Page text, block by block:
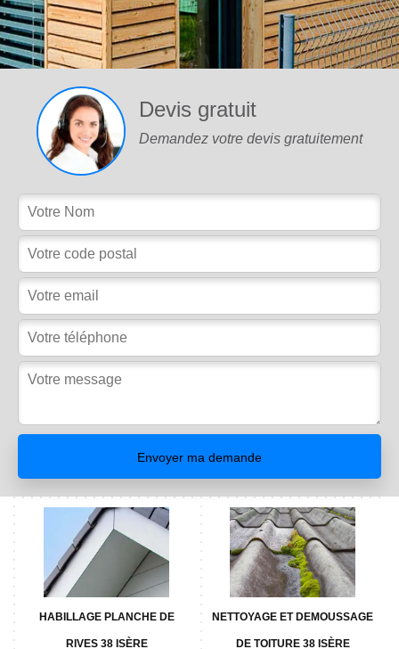
Devis gratuit
Demandez votre devis gratuitement
HABILLAGE PLANCHE DE
RIVES 38 ISÈRE
NETTOYAGE ET DEMOUSSAGE
DE TOITURE 38 ISÈRE